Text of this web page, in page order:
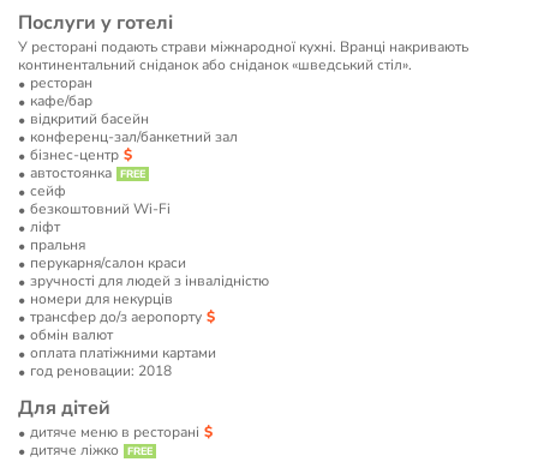
Послуги у готелі
У ресторані подають страви міжнародної кухні. Вранці накривають
континентальний сніданок або сніданок «шведський стіл».
ресторан
кафе/бар
відкритий басейн
конференц-зал/банкетний зал
бізнес-центр
автостоянка
сейф
безкоштовний Wi-Fi
ліфт
пральня
перукарня/салон краси
зручності для людей з інвалідністю
номери для некурців
трансфер до/з аеропорту
обмін валют
оплата платіжними картами
год реновации: 2018
Для дітей
дитяче меню в ресторані
дитяче ліжко